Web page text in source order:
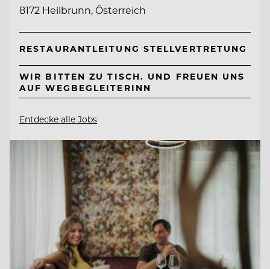
8172 Heilbrunn, Österreich
RESTAURANTLEITUNG STELLVERTRETUNG
WIR BITTEN ZU TISCH. UND FREUEN UNS
AUF WEGBEGLEITERINN
Entdecke alle Jobs